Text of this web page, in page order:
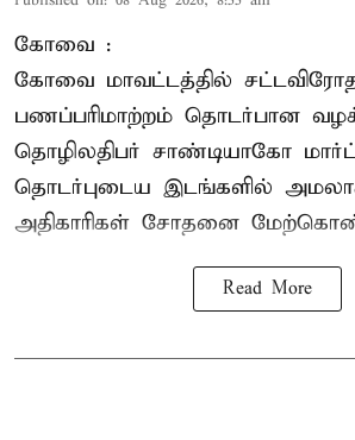
கோவை :
கோவை மாவட்டத்தில்
பணப்பரிமாற்றம் தொடர்பான
தொழிலதிபர் சாண்டியாகோ
தொடர்புடைய இடங்களில்
அதிகாரிகள் சோதனை
Read More